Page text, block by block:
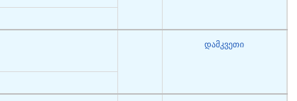
დამკვეთი